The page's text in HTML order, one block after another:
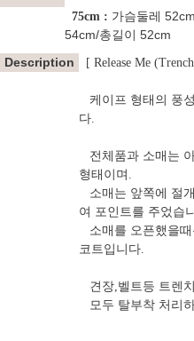
75cm : 가슴둘레
54cm/총길이 52cm
Description
[ Release Me
케이프 형태의 풍
다.
전체품과 소매는
형태이며.
소매는 앞쪽에 절
여 포인트를 주었습
소매를 오픈했을때
코트입니다.
견장,벨트등 트렌
모두 탈부착 처리